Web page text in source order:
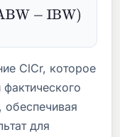
−IBW)
ClCr, которое
для